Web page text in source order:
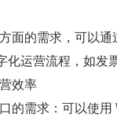
面的需求，可以
化运营流程，如发
效率
的需求：可以使